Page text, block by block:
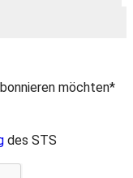
möchten*
des STS